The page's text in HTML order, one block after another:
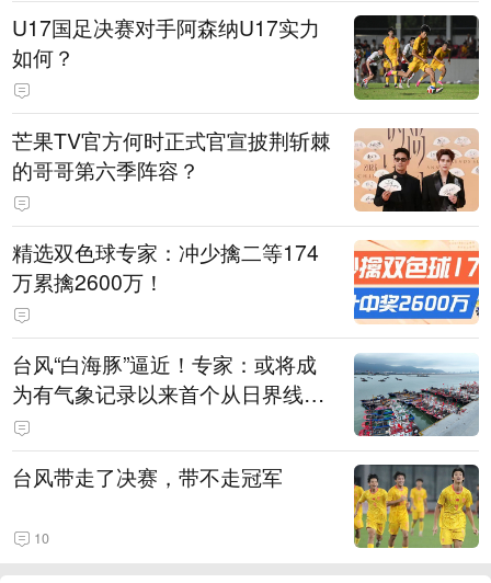
U17国足决赛对手阿森纳U17实力
如何？
芒果TV官方何时正式官宣披荆斩棘
的哥哥第六季阵容？
精选双色球专家：冲少擒二等174
万累擒2600万！
台风“白海豚”逼近！专家：或将成
为有气象记录以来首个从日界线附
近生成、以热带风暴级以上强度登
陆我国的台风
台风带走了决赛，带不走冠军
10